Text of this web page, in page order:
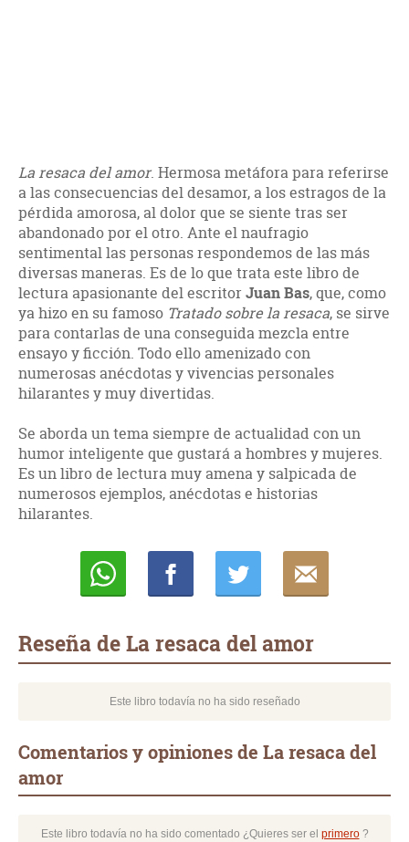
La resaca del amor. Hermosa metáfora para referirse
a las consecuencias del desamor, a los estragos de la
pérdida amorosa, al dolor que se siente tras ser
abandonado por el otro. Ante el naufragio
sentimental las personas respondemos de las más
diversas maneras. Es de lo que trata este libro de
lectura apasionante del escritor Juan Bas, que, como
ya hizo en su famoso Tratado sobre la resaca, se sirve
para contarlas de una conseguida mezcla entre
ensayo y ficción. Todo ello amenizado con
numerosas anécdotas y vivencias personales
hilarantes y muy divertidas.
Se aborda un tema siempre de actualidad con un
humor inteligente que gustará a hombres y mujeres.
Es un libro de lectura muy amena y salpicada de
numerosos ejemplos, anécdotas e historias
hilarantes.
Reseña de La resaca del amor
Este libro todavía no ha sido reseñado
Comentarios y opiniones de La resaca del
amor
Este libro todavía no ha sido comentado ¿Quieres ser el primero?